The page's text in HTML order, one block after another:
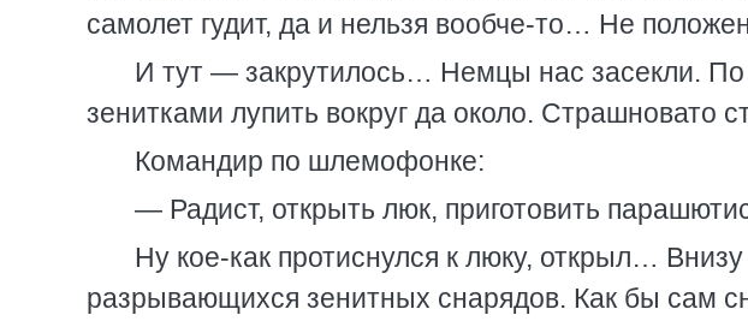
самолет гудит, да и нельзя вообче-то… Не
И тут — закрутилось… Немцы нас засекли. По
зенитками лупить вокруг да около. Страшновато
Командир по шлемофонке:
— Радист, открыть люк, приготовить
Ну кое-как протиснулся к люку, открыл…
разрывающихся зенитных снарядов. Как бы сам